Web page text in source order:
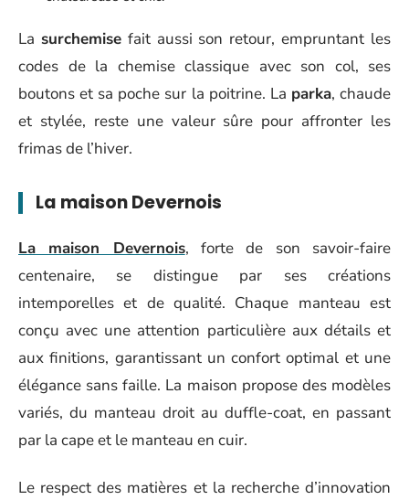
La surchemisefait aussi son retour, empruntant les
codes de la chemise classique avec son col, ses
boutons et sa poche sur la poitrine. La parka, chaude
et stylée, reste une valeur sûre pour affronter les
frimas de l’hiver.
La maison Devernois
La maison Devernois, forte de son savoir-faire
centenaire, se distingue par ses créations
intemporelles et de qualité. Chaque manteau est
conçu avec une attention particulière aux détails et
aux finitions, garantissant un confort optimal et une
élégance sans faille. La maison propose des modèles
variés, du manteau droit au duffle-coat, en passant
par la cape et le manteau en cuir.
Le respect des matières et la recherche d’innovation